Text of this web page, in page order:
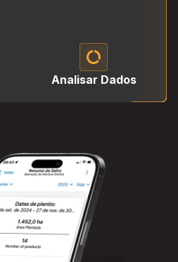
data_saver_off
Analisar Dados